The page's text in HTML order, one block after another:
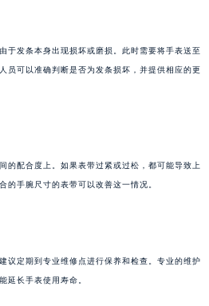
于发条本身出现损坏或磨损。此时需要将手表送至
员可以准确判断是否为发条损坏，并提供相应的更
的配合度上。如果表带过紧或过松，都可能导致上
的手腕尺寸的表带可以改善这一情况。
议定期到专业维修点进行保养和检查。专业的维护
延长手表使用寿命。